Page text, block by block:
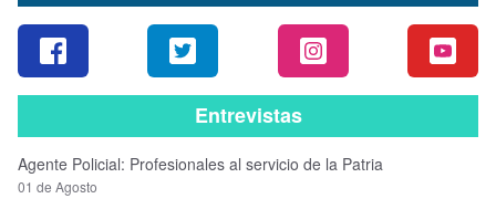
Entrevistas
Agente Policial: Profesionales al servicio de la Patria
01 de Agosto